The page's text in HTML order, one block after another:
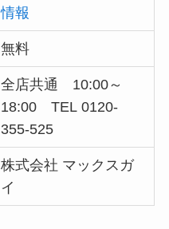
情報
無料
全店共通 10:00～
18:00 TEL 0120-
355-525
株式会社 マックスガ
イ